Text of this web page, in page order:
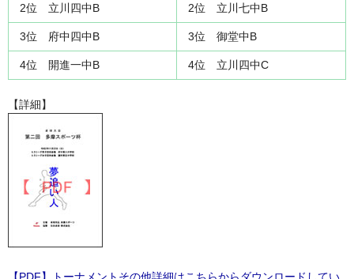
2位 立川四中B 2位 立川七中B
3位 府中四中B 3位 御堂中B
4位 開進一中B 4位 立川四中C
【詳細】
【PDF】トーナメントその他詳細はこちらからダウンロードしてい